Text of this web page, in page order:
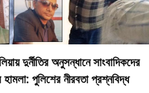
দুর্নীতির অনুসন্ধানে সাংবাদিকদের
পুলিশের নীরবতা প্রশ্নবিদ্ধ